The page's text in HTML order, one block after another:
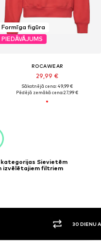
Formīga figūra
PIEDĀVĀJUMS
ROCAWEAR
29,99 €
Sākotnējā cena: 49,99 €
Pēdējā zemākā cena:27,99 €
Sievietēm
izvēlētajiem filtriem
30 DIENU